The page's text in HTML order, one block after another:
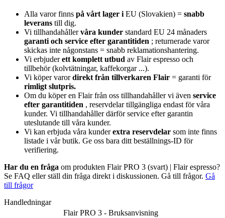
Alla varor finns på vårt lager i EU (Slovakien) = snabb
leverans till dig.
Vi tillhandahållervåra kunder standard EU 24 månaders
garanti och service efter garantitiden ; returnerade varor
skickas inte någonstans = snabb reklamationshantering.
Vi erbjuderett komplett utbud av Flair espresso och
tillbehör (kolvtätningar, kaffekorgar ...).
Vi köper varordirekt från tillverkaren Flair = garanti för
rimligt slutpris.
Om du köper en Flair från oss tillhandahåller vi även service
efter garantitiden , reservdelar tillgängliga endast för våra
kunder. Vi tillhandahåller därför service efter garantin
uteslutande till våra kunder.
Vi kan erbjuda våra kunderextra reservdelar som inte finns
listade i vår butik. Ge oss bara ditt beställnings-ID för
verifiering.
Har du en fråga om produkten Flair PRO 3 (svart) | Flair espresso?
Se FAQ eller ställ din fråga direkt i diskussionen. Gå till frågor. Gå
till frågor
Handledningar
Flair PRO 3 - Bruksanvisning